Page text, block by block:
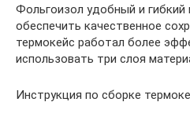
Фольгоизол удобный и
обеспечить качественное
термокейс работал более
использовать три слоя
Инструкция по сборке